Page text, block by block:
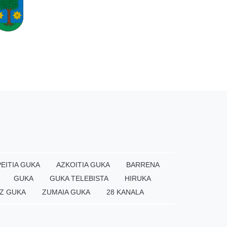
GUKA AZKOITIA GUKA
BARRENA
GUKA
GUKA TELEBISTA
HIRUKA
GUKA
ZUMAIA GUKA 28 KANALA